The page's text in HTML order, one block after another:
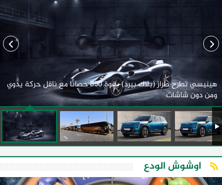
هينيسي تطرح طراز (بلاك بيرد) بقوة 850 حصانًا مع ناقل حركة يدوي
ومن دون شاشات
اوشوش الودع